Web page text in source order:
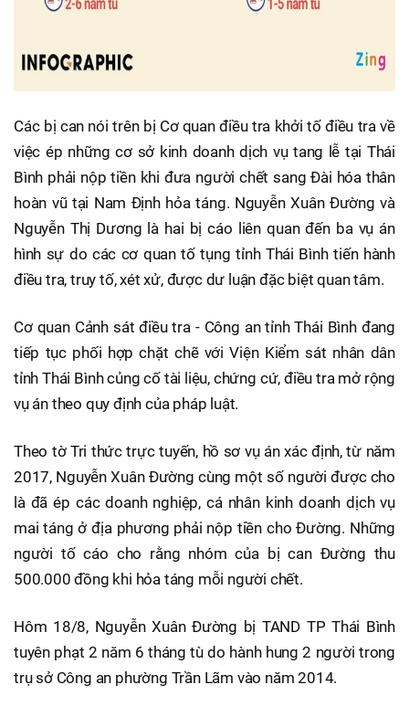
Các bị can nói trên bị Cơ quan điều tra khởi tố điều tra về
việc ép những cơ sở kinh doanh dịch vụ tang lễ tại Thái
Bình phải nộp tiền khi đưa người chết sang Đài hóa thân
hoàn vũ tại Nam Định hỏa táng. Nguyễn Xuân Đường và
Nguyễn Thị Dương là hai bị cáo liên quan đến ba vụ án
hình sự do các cơ quan tố tụng tỉnh Thái Bình tiến hành
điều tra, truy tố, xét xử, được dư luận đặc biệt quan tâm.
Cơ quan Cảnh sát điều tra - Công an tỉnh Thái Bình đang
tiếp tục phối hợp chặt chẽ với Viện Kiểm sát nhân dân
tỉnh Thái Bình củng cố tài liệu, chứng cứ, điều tra mở rộng
vụ án theo quy định của pháp luật.
Theo tờ Tri thức trực tuyến, hồ sơ vụ án xác định, từ năm
2017, Nguyễn Xuân Đường cùng một số người được cho
là đã ép các doanh nghiệp, cá nhân kinh doanh dịch vụ
mai táng ở địa phương phải nộp tiền cho Đường. Những
người tố cáo cho rằng nhóm của bị can Đường thu
500.000 đồng khi hỏa táng mỗi người chết.
Hôm 18/8, Nguyễn Xuân Đường bị TAND TP Thái Bình
tuyên phạt 2 năm 6 tháng tù do hành hung 2 người trong
trụ sở Công an phường Trần Lãm vào năm 2014.